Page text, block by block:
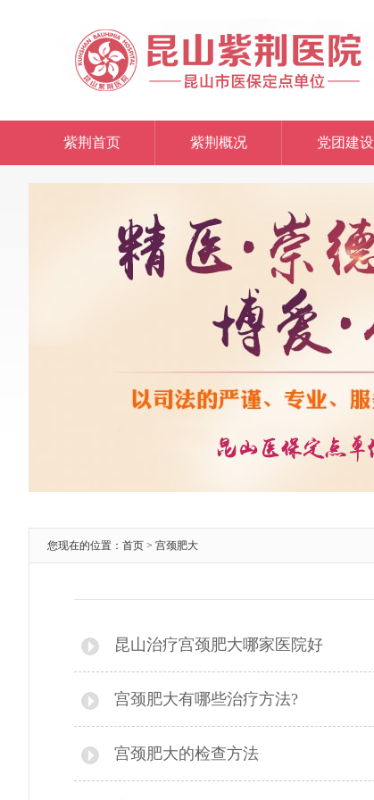
紫荆首页 紫荆概况 党团建设
您现在的位置： 首页 > 宫颈肥大
昆山治疗宫颈肥大哪家医院好
宫颈肥大有哪些治疗方法?
宫颈肥大的检查方法